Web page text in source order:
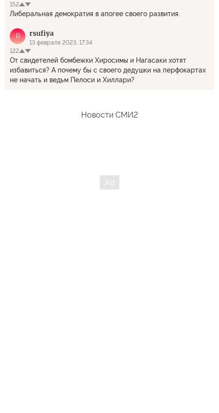
152
Либеральная демократия в апогее своего развития.
R rsufiya
13 февраля 2023, 17:34
122
От свидетелей бомбежки Хиросимы и Нагасаки хотят
избавиться? А почему бы с своего дедушки на перфокартах
не начать и ведьм Пелоси и Хиллари?
Новости СМИ2